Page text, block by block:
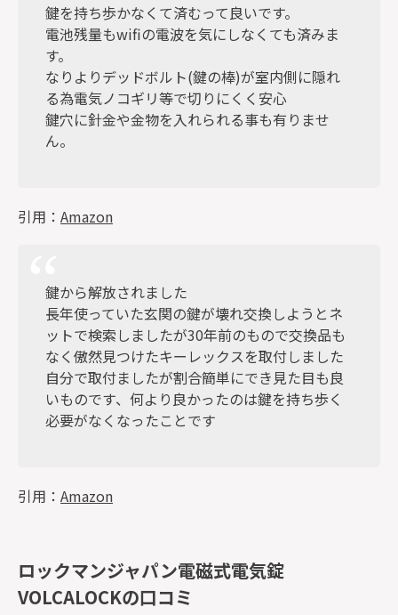
鍵を持ち歩かなくて済むって良いです。
電池残量もwifiの電波を気にしなくても済みま
す。
なりよりデッドボルト(鍵の棒)が室内側に隠れ
る為電気ノコギリ等で切りにくく安心
鍵穴に針金や金物を入れられる事も有りませ
ん。
引用： Amazon
鍵から解放されました
長年使っていた玄関の鍵が壊れ交換しようとネ
ットで検索しましたが30年前のもので交換品も
なく傲然見つけたキーレックスを取付しました
自分で取付ましたが割合簡単にでき見た目も良
いものです、何より良かったのは鍵を持ち歩く
必要がなくなったことです
引用： Amazon
ロックマンジャパン電磁式電気錠
VOLCALOCKの口コミ